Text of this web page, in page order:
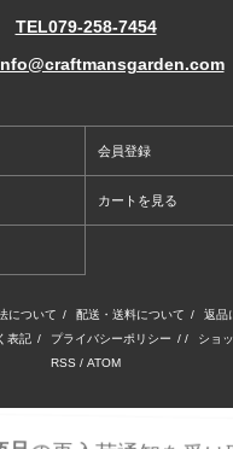
TEL079-258-7454
会員登録
カートを見る
について / 配送・送料について / 返品
表記 / プライバシーポリシー / / ショ
RSS / ATOM
Craftmans Garden All rights reserved.